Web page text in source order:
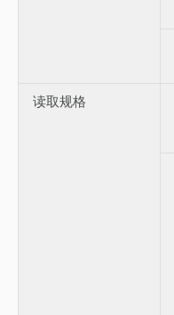
读取规格